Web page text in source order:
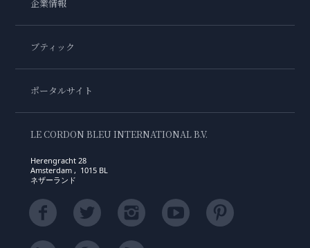
企業情報
ブティック
ポータルサイト
LE CORDON BLEU INTERNATIONAL B.V.
Herengracht 28
Amsterdam , 1015 BL
ネザーランド